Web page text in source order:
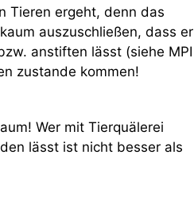
Tieren ergeht, denn das
auszuschließen, dass er
anstiften lässt (siehe MPI
zustande kommen!
Wer mit Tierquälerei
lässt ist nicht besser als